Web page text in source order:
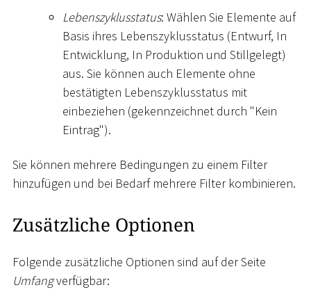
Lebenszyklusstatus: Wählen Sie Elemente auf
Basis ihres Lebenszyklusstatus (Entwurf, In
Entwicklung, In Produktion und Stillgelegt)
aus. Sie können auch Elemente ohne
bestätigten Lebenszyklusstatus mit
einbeziehen (gekennzeichnet durch "Kein
Eintrag").
Sie können mehrere Bedingungen zu einem Filter
hinzufügen und bei Bedarf mehrere Filter kombinieren.
Zusätzliche Optionen
Folgende zusätzliche Optionen sind auf der Seite
Umfangverfügbar: